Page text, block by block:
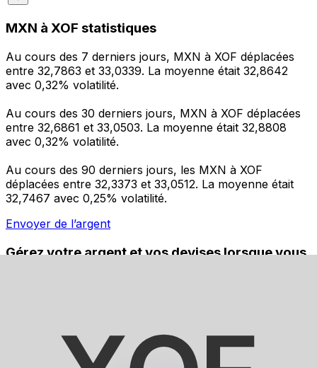
MXN à XOF statistiques
Au cours des 7 derniers jours, MXN à XOF déplacées
entre 32,7863 et 33,0339. La moyenne était 32,8642
avec 0,32% volatilité.
Au cours des 30 derniers jours, MXN à XOF déplacées
entre 32,6861 et 33,0503. La moyenne était 32,8808
avec 0,32% volatilité.
Au cours des 90 derniers jours, les MXN à XOF
déplacées entre 32,3373 et 33,0512. La moyenne était
32,7467 avec 0,25% volatilité.
Envoyer de l’argent
Gérez votre argent et vos devises lorsque vous
programmez des alertes de taux et transférez de
l'argent à l'étranger sans frais cachés. Téléchargez